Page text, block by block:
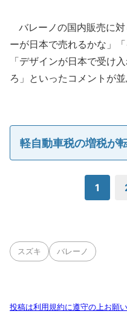
バレーノの国内販売に
ーが日本で売れるかな」
「デザインが日本で受け
ろ」といったコメントが並
軽自動車税の増税が
1
スズキ バレーノ